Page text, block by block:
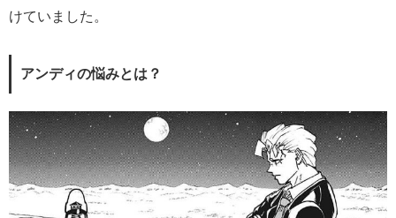
けていました。
アンディの悩みとは？